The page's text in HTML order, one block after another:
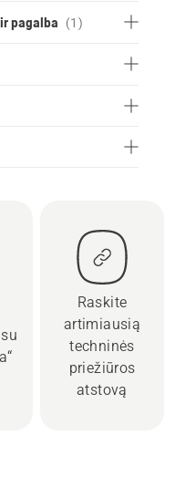
pagalba (1)
Raskite
artimiausią
techninės
priežiūros
atstovą